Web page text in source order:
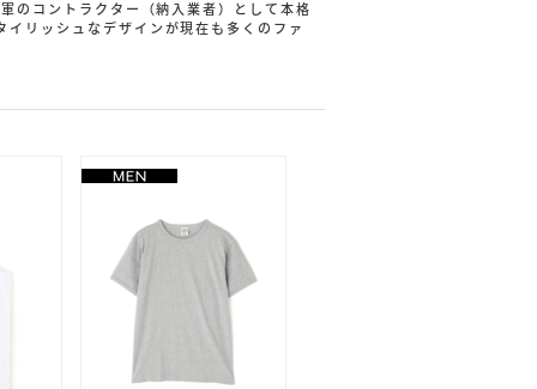
のコントラクター（納入業者）として本格
リッシュなデザインが現在も多くのファ